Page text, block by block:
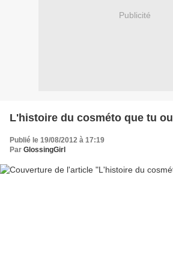
Publicité
L'histoire du cosméto que tu
Publié le 19/08/2012 à 17:19
Par GlossingGirl